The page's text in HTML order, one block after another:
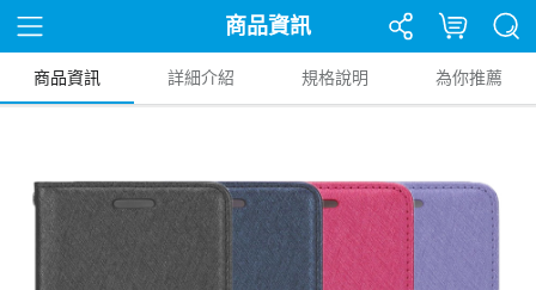
商品資訊
商品資訊 詳細介紹 規格說明 為你推薦